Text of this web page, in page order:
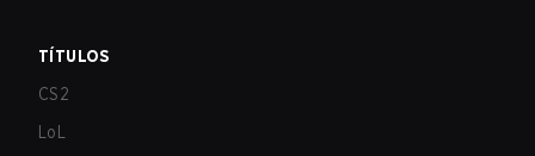
TÍTULOS
CS2
LoL